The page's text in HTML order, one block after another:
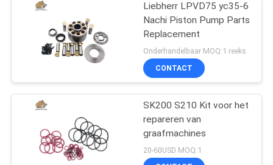
Liebherr LPVD75 yc35-6
Nachi Piston Pump Parts
Replacement
Onderhandelbaar MOQ:1 reeks
CONTACT
SK200 S210 Kit voor het
repareren van
graafmachines
20-60USD MOQ:1